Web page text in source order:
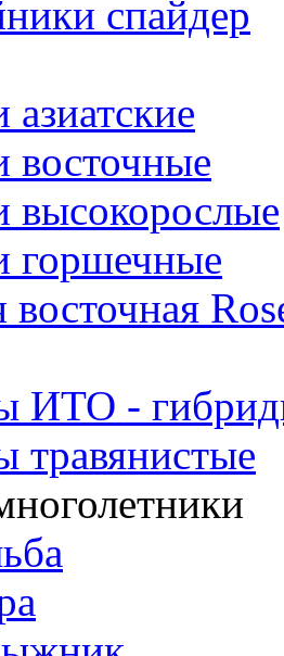
спайдер
восточные
высокорослые
горшечные
восточная
ИТО -
травянистые